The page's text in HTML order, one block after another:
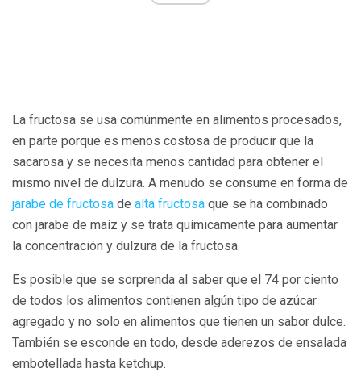
La fructosa se usa comúnmente en alimentos procesados,
en parte porque es menos costosa de producir que la
sacarosa y se necesita menos cantidad para obtener el
mismo nivel de dulzura. A menudo se consume en forma de
jarabe de fructosa de alta fructosa que se ha combinado
con jarabe de maíz y se trata químicamente para aumentar
la concentración y dulzura de la fructosa.
Es posible que se sorprenda al saber que el 74 por ciento
de todos los alimentos contienen algún tipo de azúcar
agregado y no solo en alimentos que tienen un sabor dulce.
También se esconde en todo, desde aderezos de ensalada
embotellada hasta ketchup.